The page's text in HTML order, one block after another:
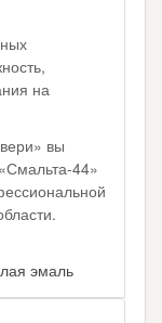
на
вы
44»
эмаль